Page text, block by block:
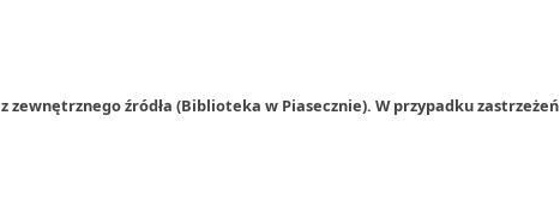
źródła (Biblioteka w Piasecznie). W przypadku zastrzeżeń